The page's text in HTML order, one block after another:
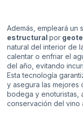
Además, empleará un
estructural por
natural del interior de
calentar o enfriar el
del año, evitando
Esta tecnología
y asegura las mejores
bodega y enoturistas,
conservación del vino